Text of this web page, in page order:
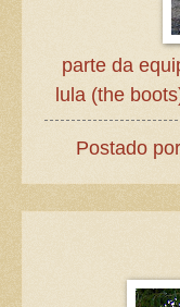
parte da
lula (the
Postado por